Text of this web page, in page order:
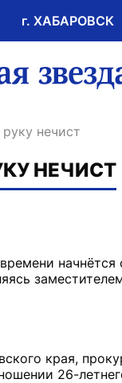
г. ХАБАРОВСК
на главную
нечист
НЕЧИСТ
края,
26-